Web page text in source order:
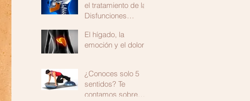
el tratamiento de las
Disfunciones
es
El hígado, la
emoción y el dolor
¿Conoces solo 5
sentidos? Te
contamos sobre